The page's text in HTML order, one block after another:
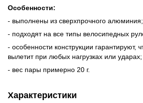
Особенности:
- выполнены из сверхпрочного алюминия;
- подходят на все типы велосипедных
- особенности конструкции гарантируют,
вылетит при любых нагрузках или ударах;
- вес пары примерно 20 г.
Характеристики